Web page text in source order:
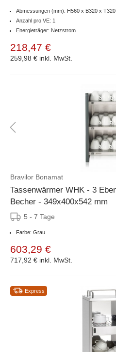
Abmessungen (mm): H560 x B320 x T320
Anzahl pro VE: 1
Energieträger: Netzstrom
218,47 €
259,98 € inkl. MwSt.
Bravilor Bonamat
Tassenwärmer WHK - 3 Ebenen - Für Tassen und
Becher - 349x400x542 mm
5 - 7 Tage
Farbe: Grau
603,29 €
717,92 € inkl. MwSt.
Express